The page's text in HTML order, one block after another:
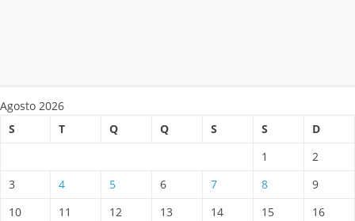
Agosto 2026
S
T Q Q S S
D
1
2
3
4 5 6 7 8
9
10
11 12 13 14 15
16